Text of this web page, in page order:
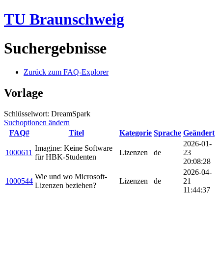
TU Braunschweig
Suchergebnisse
Zurück zum FAQ-Explorer
Vorlage
Schlüsselwort: DreamSpark
Suchoptionen ändern
FAQ#
Titel Kategorie Sprache Geändert
1000611
Imagine: Keine Software
für HBK-Studenten
Lizenzen de
2026-01-
23
20:08:28
1000544
Wie und wo Microsoft-
Lizenzen beziehen?
Lizenzen de
2026-04-
21
11:44:37